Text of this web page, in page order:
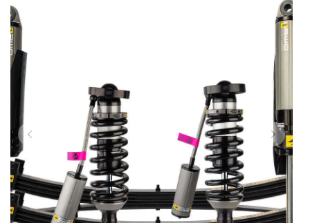
БЛОГ
ПОКУПАТЕЛЯМ
КОНТАКТЫ
Войти
Выбор языка
Выбор валюты